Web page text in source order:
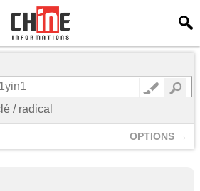
/ radical
OPTIONS →